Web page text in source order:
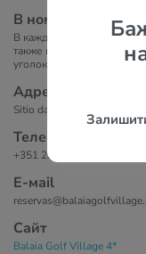
В номерах
В каждых апартаментах
также полностью
уголок с диванами,
Адрес
Sitio da Balaia, apartado
Телефоны
+351 289 570 200
Е-маil
Сайт
Balaia Golf Village 4*